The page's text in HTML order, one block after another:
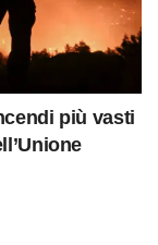
più vasti